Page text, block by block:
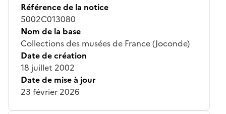
Référence de la notice
5002C013080
Nom de la base
Collections des musées de France (Joconde)
Date de création
18 juillet 2002
Date de mise à jour
23 février 2026